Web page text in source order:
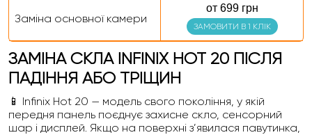
Заміна основної камери
от 699 грн
ЗАМОВИТИ В 1 КЛІК
ЗАМІНА СКЛА INFINIX HOT 20 ПІСЛЯ
ПАДІННЯ АБО ТРІЩИН
📱 Infinix Hot 20 — модель свого покоління, у якій
передня панель поєднує захисне скло, сенсорний
шар і дисплей. Якщо на поверхні з’явилася павутинка,